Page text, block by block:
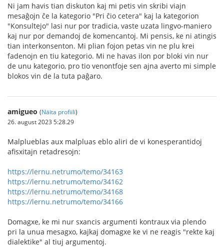
Ni jam havis tian diskuton kaj mi petis vin skribi viajn
mesaĝojn ĉe la kategorio "Pri ĉio cetera" kaj la kategorion
"Konsultejo" lasi nur por tradicia, vaste uzata lingvo-maniero
kaj nur por demandoj de komencantoj. Mi pensis, ke ni atingis
tian interkonsenton. Mi plian fojon petas vin ne plu krei
fadenojn en tiu kategorio. Mi ne havas ilon por bloki vin nur
de unu kategorio, pro tio venontfoje sen ajna averto mi simple
blokos vin de la tuta paĝaro.
amigueo (Näita profiili)
26. august 2023 5:28.29
Malplueblas aux malpluas eblo aliri de vi konesperantidoj
afisxitajn retadresojn:
https://lernu.netrumo/temo/34163
https://lernu.netrumo/temo/34162
https://lernu.netrumo/temo/34168
https://lernu.netrumo/temo/34166
Domagxe, ke mi nur sxancis argumenti kontraux via plendo
pri la unua mesagxo, kajkaj domagxe ke vi ne reagis "rekte kaj
dialektike" al tiuj argumentoj.